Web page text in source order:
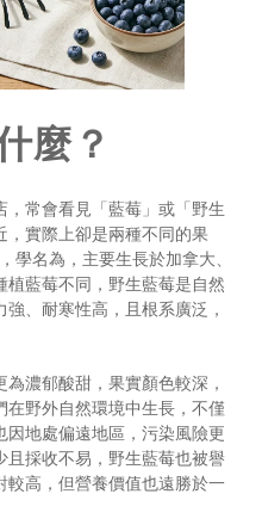
麼？
常會看見「藍莓」或「野生
，實際上卻是兩種不同的果
學名為，主要生長於加拿大、
植藍莓不同，野生藍莓是自然
、耐寒性高，且根系廣泛，
濃郁酸甜，果實顏色較深，
在野外自然環境中生長，不僅
地處偏遠地區，污染風險更
且採收不易，野生藍莓也被譽
較高，但營養價值也遠勝於一